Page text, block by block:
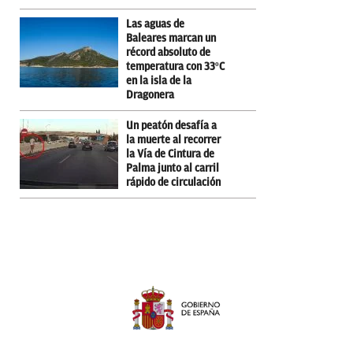
Las aguas de
Baleares marcan un
récord absoluto de
temperatura con 33ºC
en la isla de la
Dragonera
Un peatón desafía a
la muerte al recorrer
la Vía de Cintura de
Palma junto al carril
rápido de circulación